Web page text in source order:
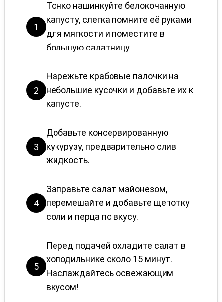
1
Тонко нашинкуйте белокочанную
капусту, слегка помните её руками
для мягкости и поместите в
большую салатницу.
2
Нарежьте крабовые палочки на
небольшие кусочки и добавьте их к
капусте.
3
Добавьте консервированную
кукурузу, предварительно слив
жидкость.
4
Заправьте салат майонезом,
перемешайте и добавьте щепотку
соли и перца по вкусу.
5
Перед подачей охладите салат в
холодильнике около 15 минут.
Наслаждайтесь освежающим
вкусом!